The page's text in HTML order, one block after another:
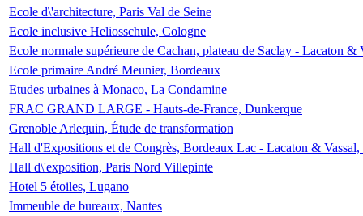
Ecole d\'architecture, Paris Val de Seine
Ecole inclusive Heliosschule, Cologne
Ecole normale supérieure de Cachan, plateau de Saclay - Lacaton &
Ecole primaire André Meunier, Bordeaux
Etudes urbaines à Monaco, La Condamine
FRAC GRAND LARGE - Hauts-de-France, Dunkerque
Grenoble Arlequin, Étude de transformation
Hall d'Expositions et de Congrès, Bordeaux Lac - Lacaton &
Hall d\'exposition, Paris Nord Villepinte
Hotel 5 étoiles, Lugano
Immeuble de bureaux, Nantes